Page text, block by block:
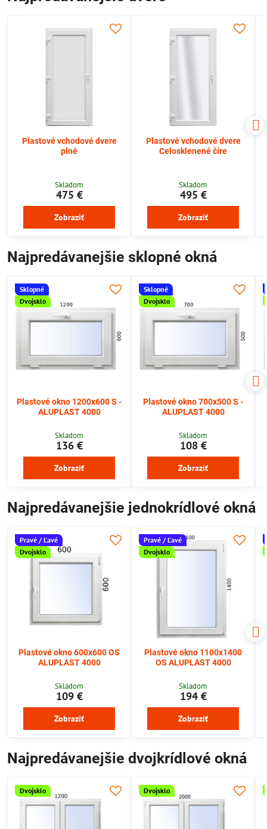
Plastové vchodové dvere
plné
Skladom
475 €
Zobraziť
Plastové vchodové dvere
Celosklenené číre
Skladom
495 €
Zobraziť
Najpredávanejšie sklopné okná
Sklopné
Dvojsklo
Plastové okno 1200x600 S -
ALUPLAST 4000
Skladom
136 €
Zobraziť
Sklopné
Dvojsklo
Plastové okno 700x500 S -
ALUPLAST 4000
Skladom
108 €
Zobraziť
Najpredávanejšie jednokrídlové okná
Pravé / Ľavé
Dvojsklo
Plastové okno 600x600 OS
ALUPLAST 4000
Skladom
109 €
Zobraziť
Pravé / Ľavé
Dvojsklo
Plastové okno 1100x1400
OS ALUPLAST 4000
Skladom
194 €
Zobraziť
Najpredávanejšie dvojkrídlové okná
Dvojsklo Dvojsklo